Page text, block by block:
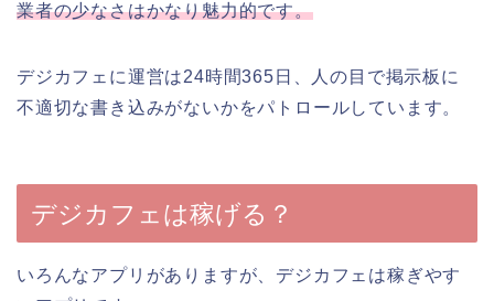
業者の少なさはかなり魅力的です。
デジカフェに運営は24時間365日、人の目で掲示板に
不適切な書き込みがないかをパトロールしています。
デジカフェは稼げる？
いろんなアプリがありますが、デジカフェは稼ぎやす